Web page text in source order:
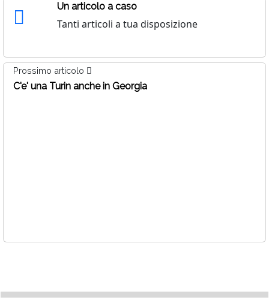
Un articolo a caso
Tanti articoli a tua disposizione
Prossimo articolo
C'e' una Turin anche in Georgia